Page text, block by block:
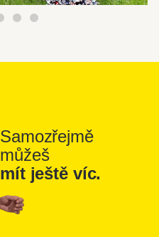
Samozřejmě
můžeš
mít ještě víc.